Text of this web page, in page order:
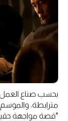
بحسب صناع
مترابطة، والموسم
"قصة مواجهة